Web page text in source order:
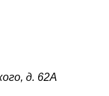
д. 62А